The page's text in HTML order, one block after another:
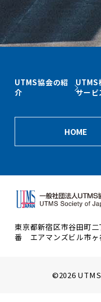
UTMS協会の紹
介
UTMS
サービ
HOME
東京都新宿区市谷田町二
番 エアマンズビル市ヶ
©2026